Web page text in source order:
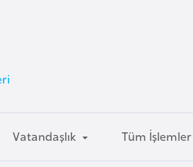
Vatandaşlık Tüm İşlemler